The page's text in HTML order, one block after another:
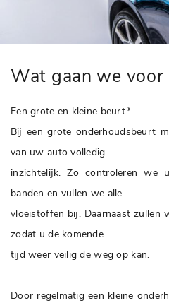
Wat gaan we voor
Een grote en kleine beurt.*
Bij een grote onderhoudsbeurt
van uw auto volledig
inzichtelijk. Zo controleren we
banden en vullen we alle
vloeistoffen bij. Daarnaast zullen
zodat u de komende
tijd weer veilig de weg op kan.
Door regelmatig een kleine